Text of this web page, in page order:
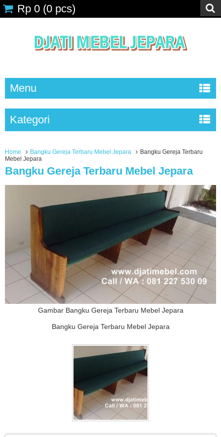
Rp 0 (0 pcs)
Menu
Kategori
Home Bangku Gereja Terbaru Mebel Jepara
Bangku Gereja Terbaru
Mebel Jepara
Bangku Gereja Terbaru Mebel Jepara
Gambar Bangku Gereja Terbaru Mebel Jepara
Bangku Gereja Terbaru Mebel Jepara